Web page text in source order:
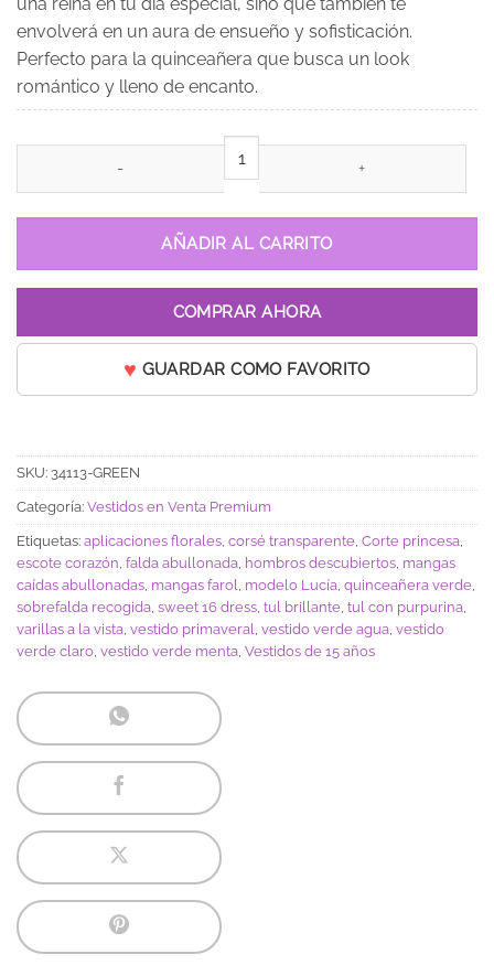
envolverá en un aura de ensueño y sofisticación.
Perfecto para la quinceañera que busca un look
romántico y lleno de encanto.
Vestido de 15 años Lucía Verde Menta cantidad
AÑADIR AL CARRITO
COMPRAR AHORA
GUARDAR COMO FAVORITO
SKU: 34113-GREEN
Categoría: Vestidos en Venta Premium
Etiquetas: aplicaciones florales, corsé transparente, Corte princesa,
escote corazón, falda abullonada, hombros descubiertos, mangas
caídas abullonadas, mangas farol, modelo Lucía, quinceañera verde,
sobrefalda recogida, sweet 16 dress, tul brillante, tul con purpurina,
varillas a la vista, vestido primaveral, vestido verde agua, vestido
verde claro, vestido verde menta, Vestidos de 15 años